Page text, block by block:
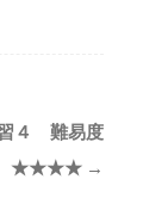
４ 難易度
★★★★ →